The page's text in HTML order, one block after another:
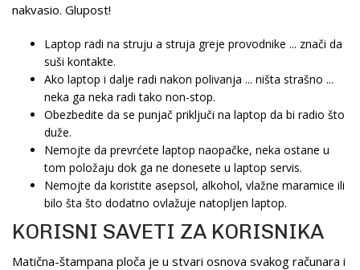
nakvasio. Glupost!
Laptop radi na struju a struja greje provodnike ... znači da
suši kontakte.
Ako laptop i dalje radi nakon polivanja ... ništa strašno ...
neka ga neka radi tako non-stop.
Obezbedite da se punjač priključi na laptop da bi radio što
duže.
Nemojte da prevrćete laptop naopačke, neka ostane u
tom položaju dok ga ne donesete u laptop servis.
Nemojte da koristite asepsol, alkohol, vlažne maramice ili
bilo šta što dodatno ovlažuje natopljen laptop.
KORISNI SAVETI ZA KORISNIKA
Matična-štampana ploča je u stvari osnova svakog računara i